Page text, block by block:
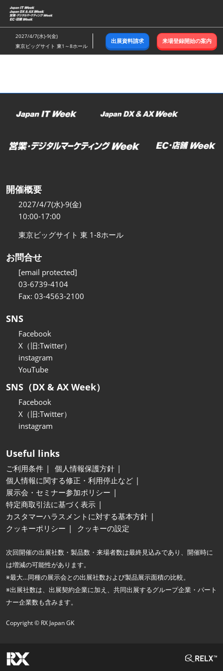
ス
キ
ッ
し
む
2027/4/7(水)-9(金)
東京ビッグサイト 東1～8ホール
出展資料請求 来場登録開始の案内
開催概要
2027/4/7(水)-9(金)
10:00-17:00
東京ビッグサイト 東 1-8ホール
お問合せ
[email protected]
03-6739-4104
Fax: 03-4563-2100
SNS
Facebook
X（旧:Twitter）
instagram
YouTube
SNS（DX & AX Week）
Facebook
X（旧:Twitter）
instagram
Useful links
ご利用条件
個人情報保護方針
個人情報に関する修正・利用停止など
展示会・セミナー参加ポリシー
特定商取引法に基づく表示
カスタマーハラスメントに対する基本方針
クッキーポリシー
クッキーの設定
次回開催の出展社数・製品数・来場者数は最終見込みであり、開催時に
は増減の可能性があります。
※最大…同種の展示会との出展社数および製品展示面積の比較。
※出展社数は、出展契約企業に加え、共同出展するグループ企業・パート
ナー企業数も含みます。
Copyright © RX Japan GK